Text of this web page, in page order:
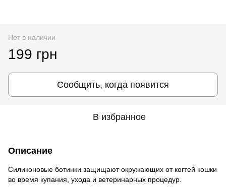
Нет в наличии
199 грн
Сообщить, когда появится
В избранное
Описание
Силиконовые ботинки защищают окружающих от когтей кошки
во время купания, ухода и ветеринарных процедур.